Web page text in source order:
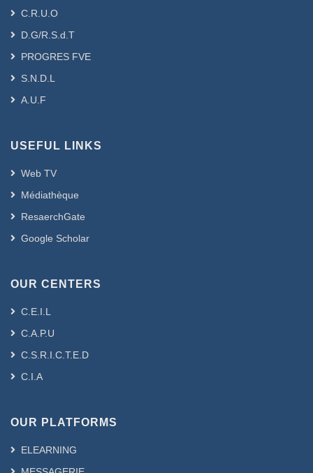
C.R.U.O
D.G/R.S.d.T
PROGRES FVE
S.N.D.L
A.U.F
USEFUL LINKS
Web TV
Médiathèque
ResaerchGate
Google Scholar
OUR CENTERS
C.E.I.L
C.A.P.U
C.S.R.I.C.T.E.D
C.I.A
OUR PLATFORMS
ELEARNING